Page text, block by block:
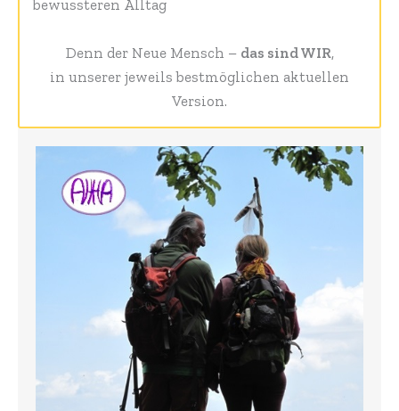
bewussteren Alltag
Denn der Neue Mensch – das sind WIR,
in unserer jeweils bestmöglichen aktuellen
Version.